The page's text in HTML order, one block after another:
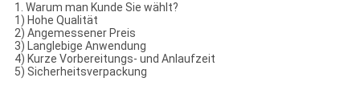
1. Warum man Kunde Sie wählt?
1) Hohe Qualität
2) Angemessener Preis
3) Langlebige Anwendung
4) Kurze Vorbereitungs- und Anlaufzeit
5) Sicherheitsverpackung